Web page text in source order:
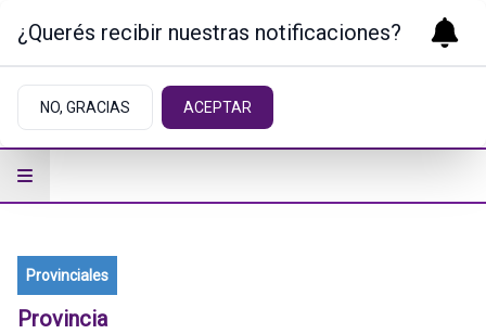
Provinciales
Provincia
¿Querés recibir nuestras notificaciones?
NO, GRACIAS ACEPTAR